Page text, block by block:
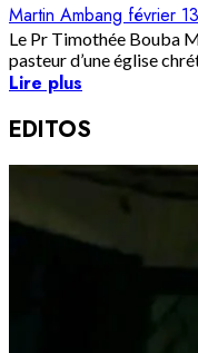
Martin Ambang février
Le Pr Timothée Bouba
pasteur d’une église
Lire plus
EDITOS